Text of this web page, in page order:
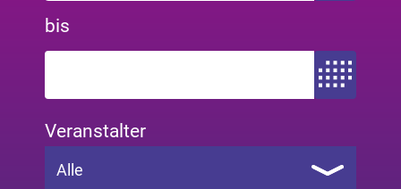
bis
Zeitraum bis
Veranstalter
Alle